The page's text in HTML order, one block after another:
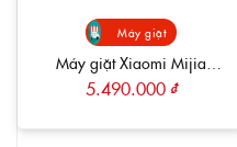
Máy giặt
Máy giặt Xiaomi Mijia
XQG80MJ110 giặt 8Kg
5.490.000 ₫